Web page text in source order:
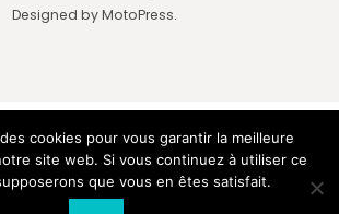
Designed byMotoPress.
cookies pour vous garantir la meilleure
site web. Si vous continuez à utiliser ce
que vous en êtes satisfait.